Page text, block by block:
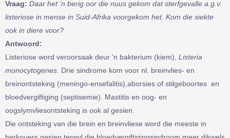
Vraag: Daar het ‘n berig oor die nuus gekom dat sterfgevalle a.g.v.
listeriose in mense in Suid-Afrika voorgekom het. Kom die siekte
ook in diere voor?
Antwoord:
Listeriose word veroorsaak deur ‘n bakterium (kiem), Listeria
monocytogenes . Drie sindrome kom voor nl. breinvlies- en
breinontsteking (meningo-ensefalitis),aborsies of stilgeboortes en
bloedvergiftiging (septisemie). Mastitis en oog- en
oogslymvliesontsteking is ook al gesien.
Die ontsteking van die brein en breinvliese word die meeste in